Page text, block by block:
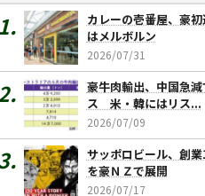
カレーの壱番屋、豪
はメルボルン
2026/07/31
豪牛肉輸出、中国急
ス 米・韓にはリス...
2026/07/09
サッポロビール、創
を豪ＮＺで展開
2026/07/17